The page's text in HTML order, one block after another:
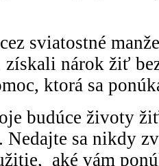
sviatostné
získali nárok žiť
ktorá sa
budúce životy
Nedajte sa nikdy
aké vám